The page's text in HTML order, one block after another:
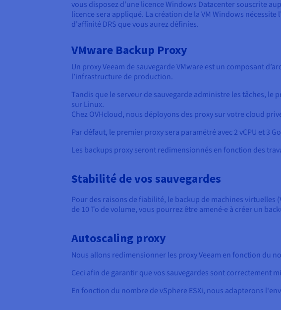
vous disposez d'une licence Windows Datacenter souscrite
licence sera appliqué. La création de la VM Windows
d'affinité DRS que vous aurez définies.
VMware Backup Proxy
Un proxy Veeam de sauvegarde VMware est un composant
l’infrastructure de production.
Tandis que le serveur de sauvegarde administre les tâches, le
sur Linux.
Chez OVHcloud, nous déployons des proxy sur votre cloud
Par défaut, le premier proxy sera paramétré avec 2 vCPU et 3
Les backups proxy seront redimensionnés en fonction des
Stabilité de vos sauvegardes
Pour des raisons de fiabilité, le backup de machines virtuelles
de 10 To de volume, vous pourrez être amené·e à créer un
Autoscaling proxy
Nous allons redimensionner les proxy Veeam en fonction du
Ceci afin de garantir que vos sauvegardes sont correctement
En fonction du nombre de vSphere ESXi, nous adapterons